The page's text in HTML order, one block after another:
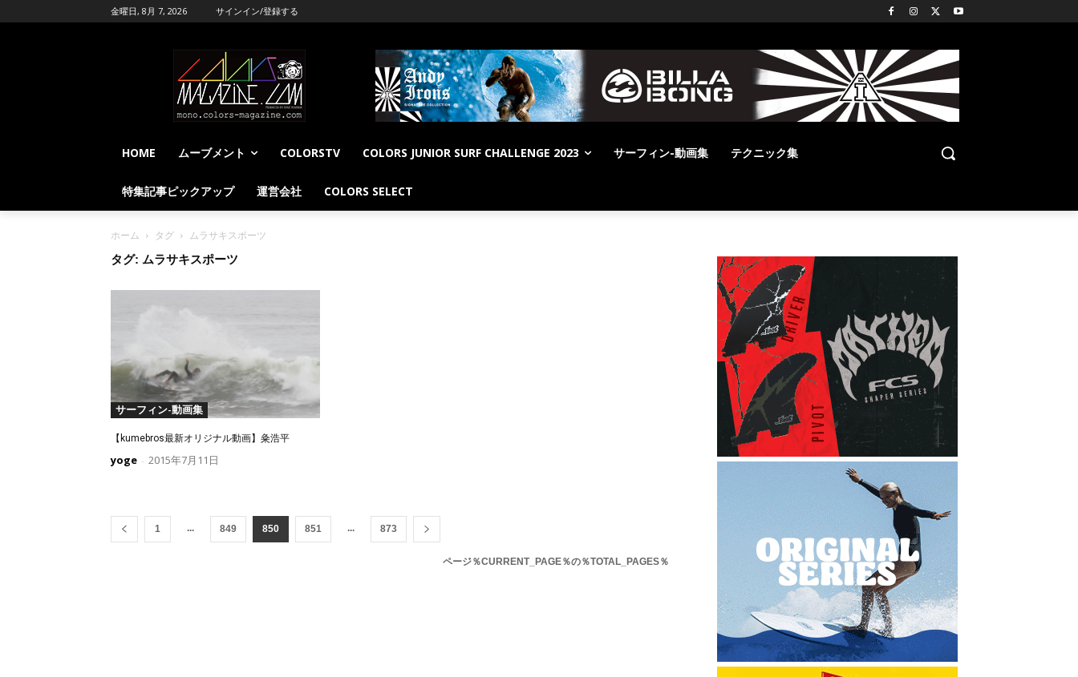
金曜日, 8月 7, 2026 サインイン/登録する
HOME ムーブメント COLORSTV COLORS JUNIOR SURF CHALLENGE 2023 サーフィン-動画集 テクニック集
特集記事ピックアップ 運営会社 COLORS SELECT
ホーム タグ
ムラサキスポーツ
タグ: ムラサキスポーツ
サーフィン-動画集
【kumebros最新オリジナル動画】粂浩平
yoge - 2015年7月11日
1 ... 849 850 851 ... 873
ページ％CURRENT_PAGE％の％TOTAL_PAGES％